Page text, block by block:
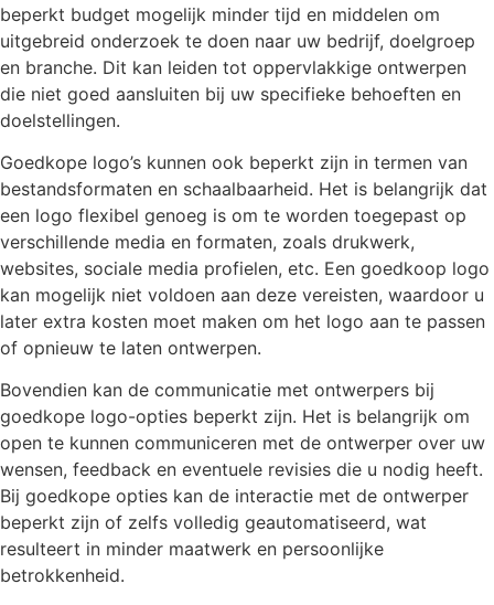
beperkt budget mogelijk minder tijd en middelen om
uitgebreid onderzoek te doen naar uw bedrijf, doelgroep
en branche. Dit kan leiden tot oppervlakkige ontwerpen
die niet goed aansluiten bij uw specifieke behoeften en
doelstellingen.
Goedkope logo’s kunnen ook beperkt zijn in termen van
bestandsformaten en schaalbaarheid. Het is belangrijk dat
een logo flexibel genoeg is om te worden toegepast op
verschillende media en formaten, zoals drukwerk,
websites, sociale media profielen, etc. Een goedkoop logo
kan mogelijk niet voldoen aan deze vereisten, waardoor u
later extra kosten moet maken om het logo aan te passen
of opnieuw te laten ontwerpen.
Bovendien kan de communicatie met ontwerpers bij
goedkope logo-opties beperkt zijn. Het is belangrijk om
open te kunnen communiceren met de ontwerper over uw
wensen, feedback en eventuele revisies die u nodig heeft.
Bij goedkope opties kan de interactie met de ontwerper
beperkt zijn of zelfs volledig geautomatiseerd, wat
resulteert in minder maatwerk en persoonlijke
betrokkenheid.